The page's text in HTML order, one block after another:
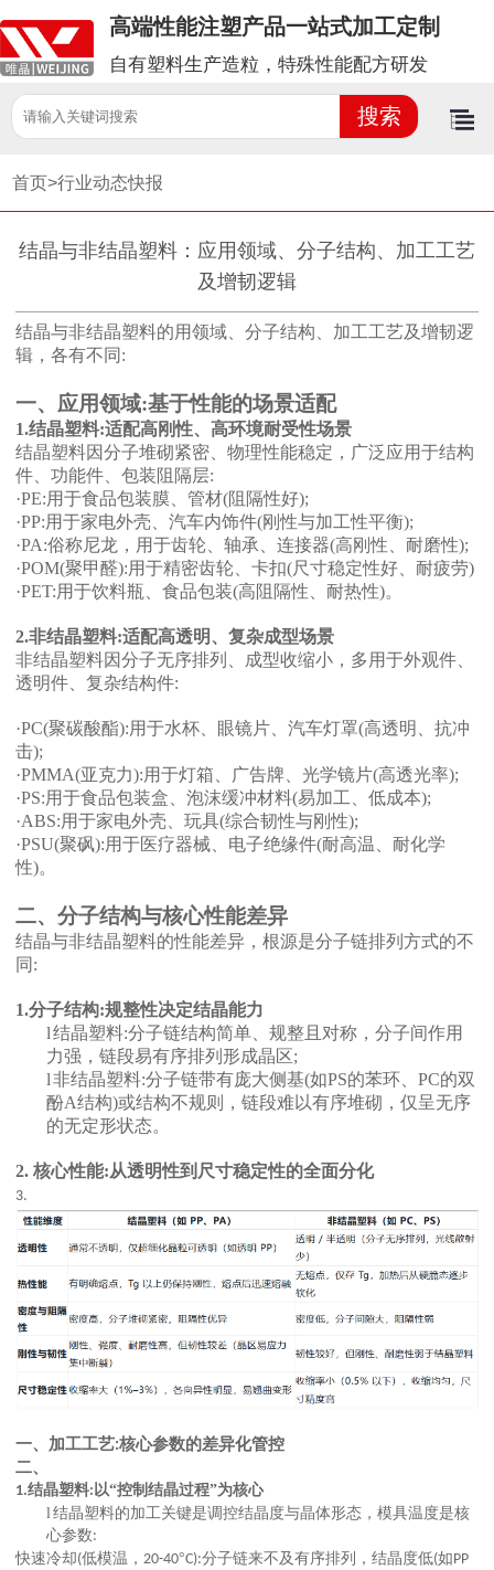
高端性能注塑产品一站式加工定制
自有塑料生产造粒，特殊性能配方研发
首页>行业动态快报
结晶与非结晶塑料：应用领域、分子结构、加工工艺
及增韧逻辑
结晶与非结晶塑料的用领域、分子结构、加工工艺及增韧逻
辑，各有不同 :
一、应用领域:基于性能的场景适配
1.结晶塑料:适配高刚性、高环境耐受性场景
结晶塑料因分子堆砌紧密、物理性能稳定，广泛应用于结构
件、功能件、包装阻隔层:
·PE:用于食品包装膜、管材(阻隔性好);
·PP:用于家电外壳、汽车内饰件(刚性与加工性平衡);
·PA:俗称尼龙，用于齿轮、轴承、连接器(高刚性、耐磨性);
·POM(聚甲醛):用于精密齿轮、卡扣(尺寸稳定性好、耐疲劳)
·PET:用于饮料瓶、食品包装(高阻隔性、耐热性)。
2.非结晶塑料:适配高透明、复杂成型场景
非结晶塑料因分子无序排列、成型收缩小，多用于外观件、
透明件、复杂结构件:
·PC(聚碳酸酯):用于水杯、眼镜片、汽车灯罩(高透明、抗冲
击);
·PMMA(亚克力):用于灯箱、广告牌、光学镜片(高透光率);
·PS:用于食品包装盒、泡沫缓冲材料(易加工、低成本);
·ABS:用于家电外壳、玩具(综合韧性与刚性);
·PSU(聚砜):用于医疗器械、电子绝缘件(耐高温、耐化学
性)。
二、分子结构与核心性能差异
结晶与非结晶塑料的性能差异，根源是分子链排列方式的不
同 :
1.分子结构:规整性决定结晶能力
l结晶塑料:分子链结构简单、规整且对称，分子间作用
力强，链段易有序排列形成晶区;
l非结晶塑料:分子链带有庞大侧基(如PS的苯环、PC的双
酚A结构)或结构不规则，链段难以有序堆砌，仅呈无序
的无定形状态。
2. 核心性能:从透明性到尺寸稳定性的全面分化
3.
一、 加工工艺:核心参数的差异化管控
二、
1.结晶塑料:以“控制结晶过程”为核心
l结晶塑料的加工关键是调控结晶度与晶体形态，模具温度是核
心参数:
快速冷却(低模温， 20-40°C):分子链来不及有序排列，结晶度低(如PP